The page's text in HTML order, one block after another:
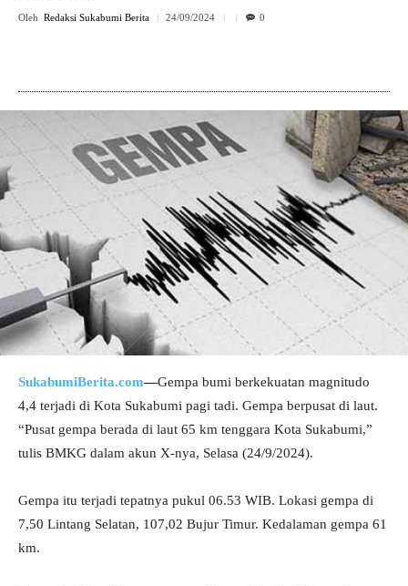
Oleh Redaksi Sukabumi Berita 24/09/2024 0
SukabumiBerita.com—Gempa bumi berkekuatan magnitudo
4,4 terjadi di Kota Sukabumi pagi tadi. Gempa berpusat di laut.
“Pusat gempa berada di laut 65 km tenggara Kota Sukabumi,”
tulis BMKG dalam akun X-nya, Selasa (24/9/2024).
Gempa itu terjadi tepatnya pukul 06.53 WIB. Lokasi gempa di
7,50 Lintang Selatan, 107,02 Bujur Timur. Kedalaman gempa 61
km.